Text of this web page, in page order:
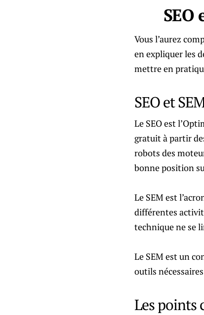
SEO
Vous l’aurez
en expliquer les
mettre en
SEO et
Le SEO est
gratuit à partir
robots des
bonne position
Le SEM est
différentes
technique ne se
Le SEM est un
outils
Les points